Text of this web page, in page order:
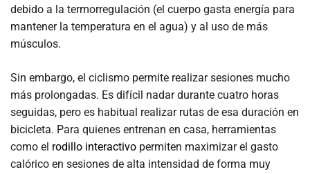
debido a la termorregulación (el cuerpo gasta energía para
mantener la temperatura en el agua) y al uso de más
músculos.
Sin embargo, el ciclismo permite realizar sesiones mucho
más prolongadas. Es difícil nadar durante cuatro horas
seguidas, pero es habitual realizar rutas de esa duración en
bicicleta. Para quienes entrenan en casa, herramientas
como el rodillo interactivo permiten maximizar el gasto
calórico en sesiones de alta intensidad de forma muy